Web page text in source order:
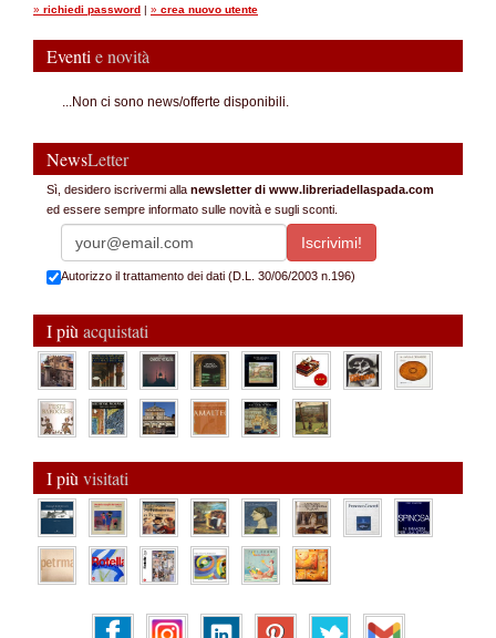
» richiedi password | » crea nuovo utente
Eventi e novità
...Non ci sono news/offerte disponibili.
NewsLetter
Sì, desidero iscrivermi alla newsletter di www.libreriadellaspada.com
ed essere sempre informato sulle novità e sugli sconti.
Autorizzo il trattamento dei dati (D.L. 30/06/2003 n.196)
I più acquistati
I più visitati